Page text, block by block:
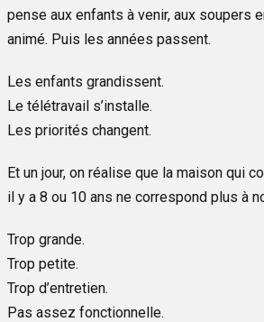
pense aux enfants à venir, aux soupers
animé. Puis les années passent.
Les enfants grandissent.
Le télétravail s’installe.
Les priorités changent.
Et un jour, on réalise que la maison qui
il y a 8 ou 10 ans ne correspond plus à
Trop grande.
Trop petite.
Trop d’entretien.
Pas assez fonctionnelle.